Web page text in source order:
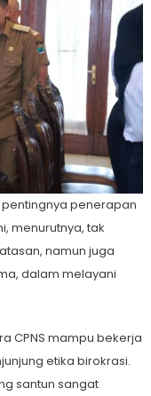
penerapan
menurutnya, tak
namun juga
dalam melayani
CPNS mampu bekerja
etika birokrasi.
santun sangat